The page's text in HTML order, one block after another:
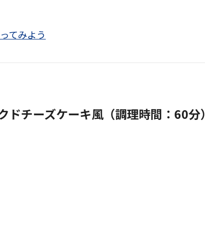
てみよう
ドチーズケーキ風（調理時間：60分）